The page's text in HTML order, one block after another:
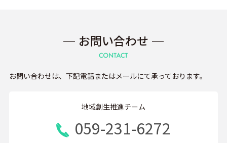
お問い合わせ
お問い合わせは、下記電話またはメールにて承っております。
地域創生推進チーム
059-231-6272